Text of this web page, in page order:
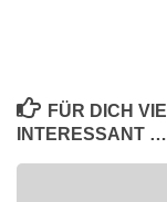
FÜR DICH
INTERESSANT …